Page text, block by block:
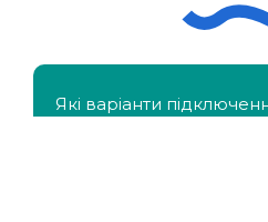
Які варіанти